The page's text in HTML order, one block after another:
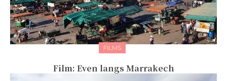
FILMS
Film: Even langs Marrakech